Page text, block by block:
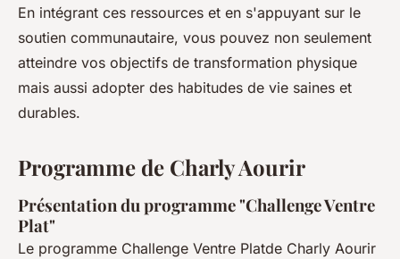
En intégrant ces ressources et en s'appuyant sur le
soutien communautaire, vous pouvez non seulement
atteindre vos objectifs de transformation physique
mais aussi adopter des habitudes de vie saines et
durables.
Programme de Charly Aourir
Présentation du programme "Challenge Ventre
Plat"
Le programme Challenge Ventre Platde Charly Aourir